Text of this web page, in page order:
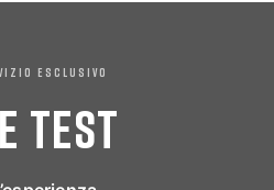
ESCLUSIVO
TEST